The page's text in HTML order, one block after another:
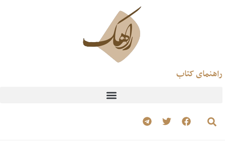
راهنمای کتاب